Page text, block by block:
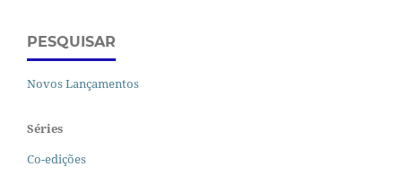
PESQUISAR
Novos Lançamentos
Séries
Co-edições